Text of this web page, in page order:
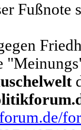
Fußnote